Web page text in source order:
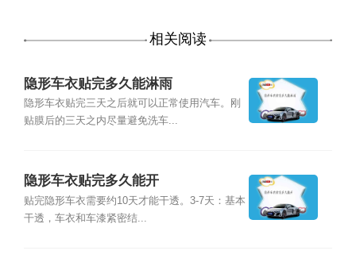
相关阅读
隐形车衣贴完多久能淋雨
隐形车衣贴完三天之后就可以正常使用汽车。刚
贴膜后的三天之内尽量避免洗车...
隐形车衣贴完多久能开
贴完隐形车衣需要约10天才能干透。3-7天：基本
干透，车衣和车漆紧密结...